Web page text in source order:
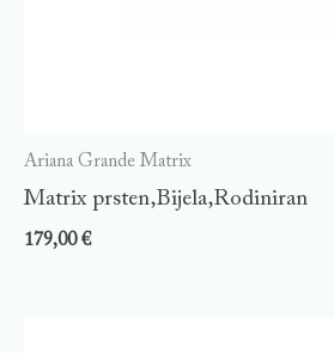
Ariana Grande Matrix
Matrix prsten,Bijela,Rodiniran
179,00€